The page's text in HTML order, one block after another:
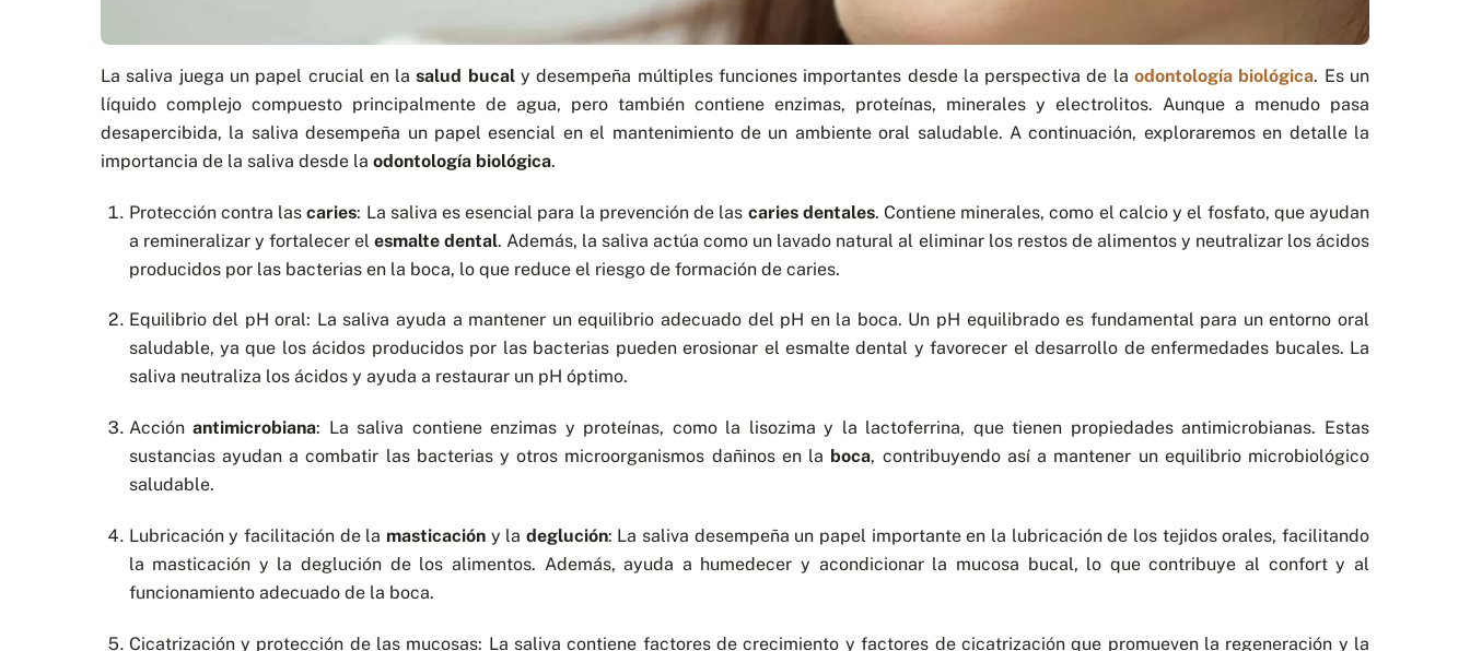
La saliva juega un papel crucial en lasalud bucaly desempeña múltiples funciones importantes desde la perspectiva de laodontología biológica. Es un
líquido complejo compuesto principalmente de agua, pero también contiene enzimas, proteínas, minerales y electrolitos. Aunque a menudo pasa
desapercibida, la saliva desempeña un papel esencial en el mantenimiento de un ambiente oral saludable. A continuación, exploraremos en detalle la
importancia de la saliva desde la odontología biológica.
Protección contra lascaries: La saliva es esencial para la prevención de las caries dentales. Contiene minerales, como el calcio y el fosfato, que ayudan
a remineralizar y fortalecer el esmalte dental. Además, la saliva actúa como un lavado natural al eliminar los restos de alimentos y neutralizar los ácidos
producidos por las bacterias en la boca, lo que reduce el riesgo de formación de caries.
Equilibrio del pH oral: La saliva ayuda a mantener un equilibrio adecuado del pH en la boca. Un pH equilibrado es fundamental para un entorno oral
saludable, ya que los ácidos producidos por las bacterias pueden erosionar el esmalte dental y favorecer el desarrollo de enfermedades bucales. La
saliva neutraliza los ácidos y ayuda a restaurar un pH óptimo.
Acciónantimicrobiana: La saliva contiene enzimas y proteínas, como la lisozima y la lactoferrina, que tienen propiedades antimicrobianas. Estas
sustancias ayudan a combatir las bacterias y otros microorganismos dañinos en la boca, contribuyendo así a mantener un equilibrio microbiológico
saludable.
Lubricación y facilitación de la masticacióny la deglución: La saliva desempeña un papel importante en la lubricación de los tejidos orales, facilitando
la masticación y la deglución de los alimentos. Además, ayuda a humedecer y acondicionar la mucosa bucal, lo que contribuye al confort y al
funcionamiento adecuado de la boca.
Cicatrización y protección de las mucosas: La saliva contiene factores de crecimiento y factores de cicatrización que promueven la regeneración y la